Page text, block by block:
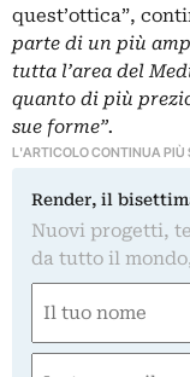
quest’ottica”,
parte di un più
tutta l’area del
quanto di più
sue forme”.
L'ARTICOLO CONTINUA PIÙ
Render, il
Nuovi progetti,
da tutto il
(Obbligatorio)
Nome